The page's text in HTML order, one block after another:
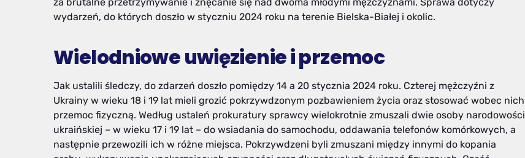
wydarzeń, do których doszło w styczniu 2024 roku na terenie Bielska-Białej i okolic.
Wielodniowe uwięzienie i przemoc
Jak ustalili śledczy, do zdarzeń doszło pomiędzy 14 a 20 stycznia 2024 roku. Czterej mężczyźni z
Ukrainy w wieku 18 i 19 lat mieli grozić pokrzywdzonym pozbawieniem życia oraz stosować wobec nich
przemoc fizyczną. Według ustaleń prokuratury sprawcy wielokrotnie zmuszali dwie osoby narodowości
ukraińskiej – w wieku 17 i 19 lat – do wsiadania do samochodu, oddawania telefonów komórkowych, a
następnie przewozili ich w różne miejsca. Pokrzywdzeni byli zmuszani między innymi do kopania